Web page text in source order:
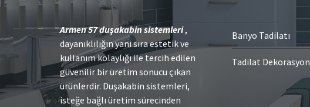
Armen 57duşakabin sistemleri,
dayanıklılığın yanı sıra estetik ve
kullanım kolaylığı ile tercih edilen
güvenilir bir üretim sonucu çıkan
ürünlerdir. Duşakabin sistemleri,
isteğe bağlı üretim sürecinden
Banyo Tadilatı
Tadilat Dekorasyon